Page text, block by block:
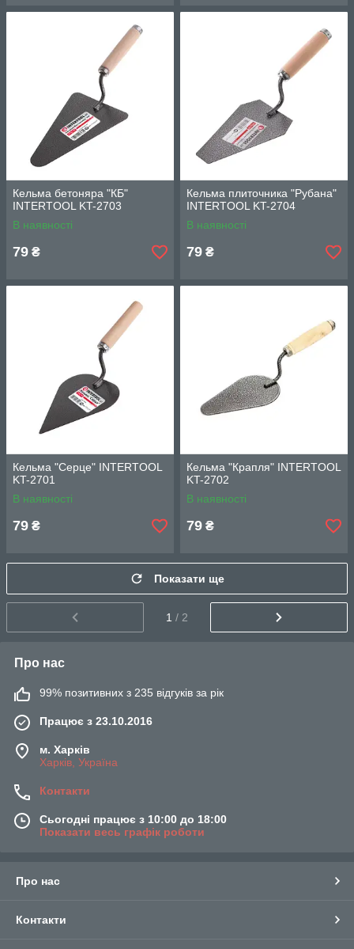
Кельма бетоняра "КБ"
INTERTOOL KT-2703
В наявності
79 ₴
Кельма плиточника "Рубана"
INTERTOOL KT-2704
В наявності
79 ₴
Кельма "Серце" INTERTOOL
KT-2701
В наявності
79 ₴
Кельма "Крапля" INTERTOOL
KT-2702
В наявності
79 ₴
Показати ще
1 / 2
Про нас
99% позитивних з 235 відгуків за рік
Працює з 23.10.2016
м. Харків
Харків, Україна
Контакти
Сьогодні працює з 10:00 до 18:00
Показати весь графік роботи
Про нас
Контакти